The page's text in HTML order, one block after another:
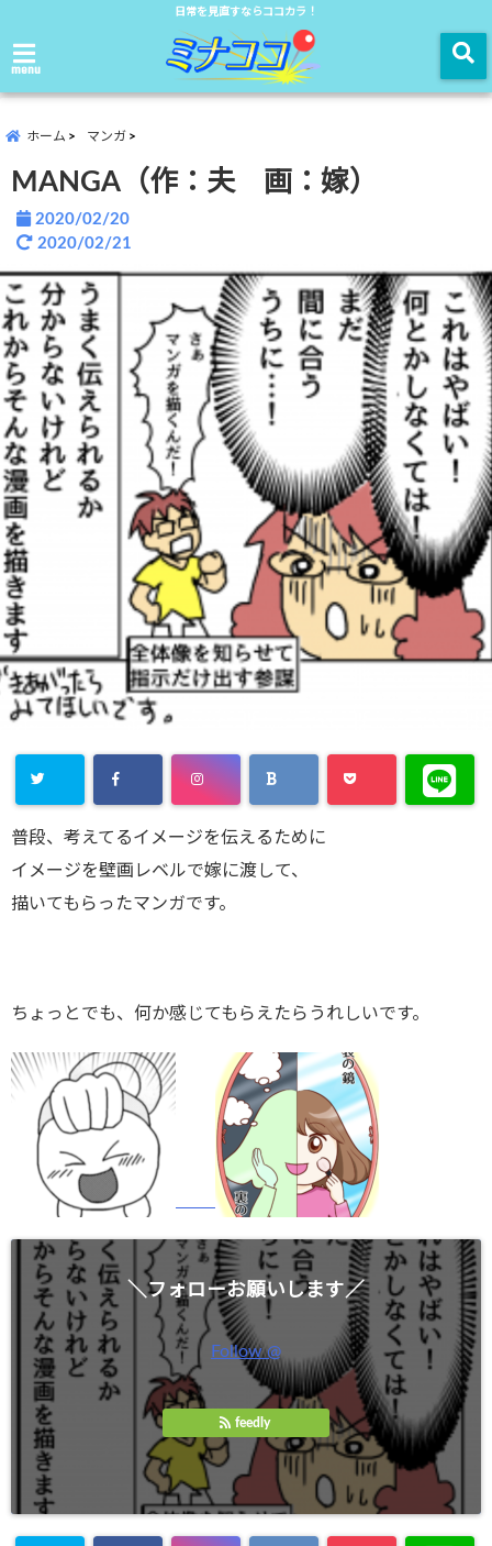
日常を見直すならココカラ！
menu
ホーム マンガ
MANGA（作：夫 画：嫁）
2020/02/20
2020/02/21
普段、考えてるイメージを伝えるために
イメージを壁画レベルで嫁に渡して、
描いてもらったマンガです。
ちょっとでも、何か感じてもらえたらうれしいです。
＼フォローお願いします／
Follow @
feedly